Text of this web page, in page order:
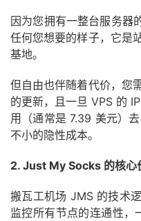
因为您拥有一整台服务器
任何您想要的样子，它是
基地。
但自由也伴随着代价，您
的更新，且一旦 VPS 的
用（通常是 7.39 美元）
不小的隐性成本。
2. Just My Socks 的核心
搬瓦工机场 JMS 的技术
监控所有节点的连通性，